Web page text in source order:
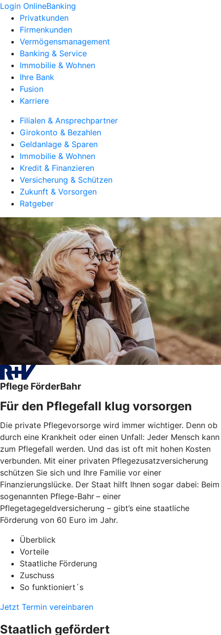
Login OnlineBanking
Privatkunden
Firmenkunden
Vermögensmanagement
Banking & Service
Immobilie & Wohnen
Ihre Bank
Fusion
Karriere
Filialen & Ansprechpartner
Girokonto & Bezahlen
Geldanlage & Sparen
Immobilie & Wohnen
Kredit & Finanzieren
Versicherung & Schützen
Zukunft & Vorsorgen
Ratgeber
Pflege FörderBahr
Für den Pflegefall klug vorsorgen
Die private Pflegevorsorge wird immer wichtiger. Denn ob
durch eine Krankheit oder einen Unfall: Jeder Mensch kann
zum Pflegefall werden. Und das ist oft mit hohen Kosten
verbunden. Mit einer privaten Pflegezusatzversicherung
schützen Sie sich und Ihre Familie vor einer
Finanzierungslücke. Der Staat hilft Ihnen sogar dabei: Beim
sogenannten Pflege-Bahr – einer
Pflegetagegeldversicherung – gibt’s eine staatliche
Förderung von 60 Euro im Jahr.
Überblick
Vorteile
Staatliche Förderung
Zuschuss
So funktioniert´s
Jetzt Termin vereinbaren
Staatlich gefördert